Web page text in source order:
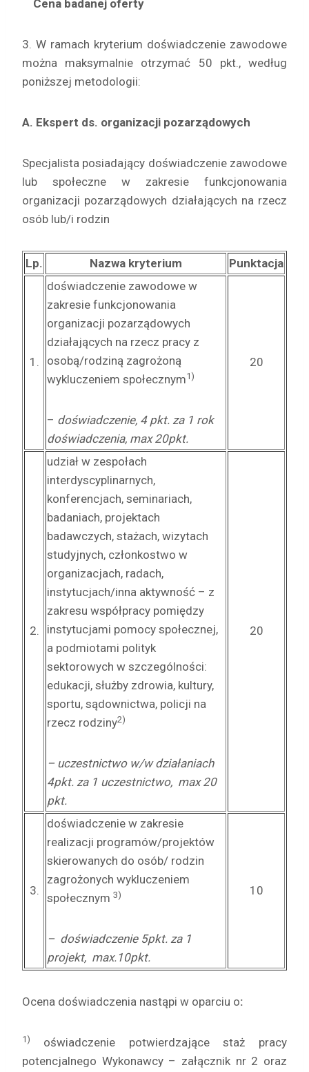
Cena badanej oferty
3. W ramach kryterium doświadczenie zawodowe
można maksymalnie otrzymać 50 pkt., według
poniższej metodologii:
A. Ekspert ds. organizacji pozarządowych
Specjalista posiadający doświadczenie zawodowe
lub społeczne w zakresie funkcjonowania
organizacji pozarządowych działających na rzecz
osób lub/i rodzin
Lp. Nazwa kryterium Punktacja
1.
doświadczenie zawodowe w
zakresie funkcjonowania
organizacji pozarządowych
działających na rzecz pracy z
osobą/rodziną zagrożoną
wykluczeniem społecznym1)
– doświadczenie, 4 pkt. za 1 rok
doświadczenia, max 20pkt.
20
2.
udział w zespołach
interdyscyplinarnych,
konferencjach, seminariach,
badaniach, projektach
badawczych, stażach, wizytach
studyjnych, członkostwo w
organizacjach, radach,
instytucjach/inna aktywność – z
zakresu współpracy pomiędzy
instytucjami pomocy społecznej,
a podmiotami polityk
sektorowych w szczególności:
edukacji, służby zdrowia, kultury,
sportu, sądownictwa, policji na
rzecz rodziny2)
– uczestnictwo w/w działaniach
4pkt. za 1 uczestnictwo, max 20
pkt.
20
3.
doświadczenie w zakresie
realizacji programów/projektów
skierowanych do osób/ rodzin
zagrożonych wykluczeniem
społecznym 3)
– doświadczenie 5pkt. za 1
projekt, max.10pkt.
10
Ocena doświadczenia nastąpi w oparciu o:
1) oświadczenie potwierdzające staż pracy
potencjalnego Wykonawcy – załącznik nr 2 oraz